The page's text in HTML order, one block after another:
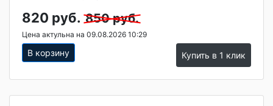
820 руб. 850 руб.
Цена актульна на 09.08.2026 10:29
В корзину Купить в 1 клик